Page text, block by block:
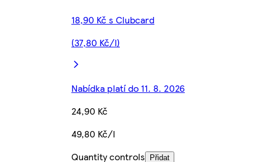
18,90 Kč s Clubcard
(37,80 Kč/l)
Nabídka platí do 11. 8. 2026
24,90 Kč
49,80 Kč/l
Quantity controls
Přidat